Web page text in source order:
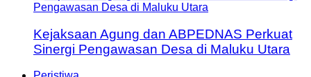
Kejaksaan Agung dan ABPEDNAS Perkuat
Sinergi Pengawasan Desa di Maluku Utara